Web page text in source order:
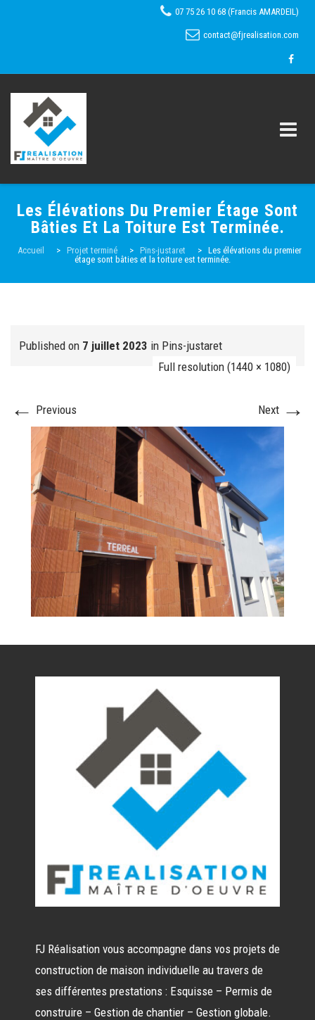
07 75 26 10 68 (Francis AMARDEIL)
contact@fjrealisation.com
to
content
Accueil
Nos prestations
FAQ
Nos réalisations
Les Élévations Du Premier Étage Sont
Bâties Et La Toiture Est Terminée.
Accueil > Projet terminé > Pins-justaret > Les élévations du premier
étage sont bâties et la toiture est terminée.
Published on 7 juillet 2023 in Pins-justaret
Full resolution (1440 × 1080)
← Previous Next →
FJ Réalisation vous accompagne dans vos projets de
construction de maison individuelle au travers de
ses différentes prestations : Esquisse – Permis de
construire – Gestion de chantier – Gestion globale.